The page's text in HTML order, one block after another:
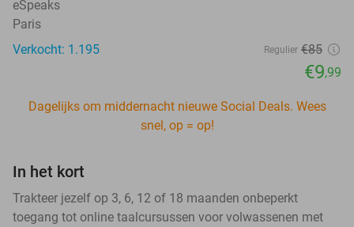
eSpeaks
Paris
Verkocht: 1.195
Regulier €85
€9,99
Dagelijks om middernacht nieuwe Social Deals. Wees
snel, op = op!
In het kort
Trakteer jezelf op 3, 6, 12 of 18 maanden onbeperkt
toegang tot online taalcursussen voor volwassenen met